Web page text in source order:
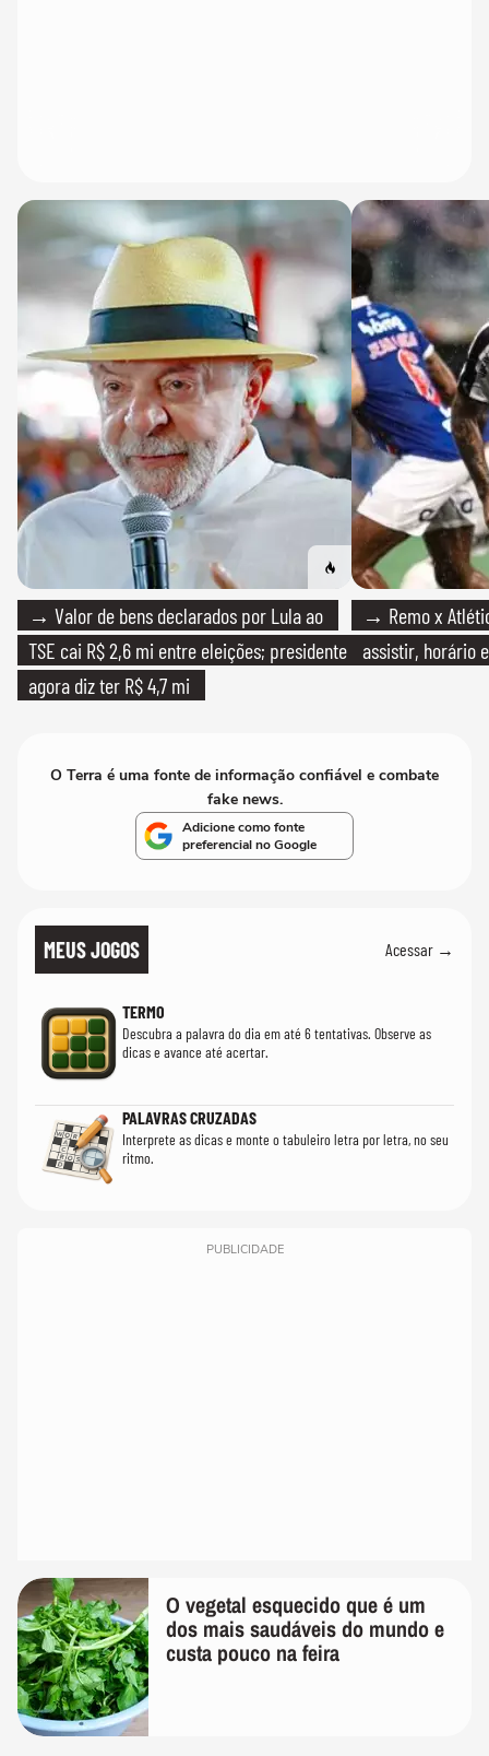
→ Valor de bens declarados por Lula ao
TSE cai R$ 2,6 mi entre eleições; presidente
agora diz ter R$ 4,7 mi
→ Remo x
assistir, horário
O Terra é uma fonte de informação confiável e combate
fake news.
Adicione como fonte
preferencial no Google
MEUS JOGOS Acessar →
TERMO
Descubra a palavra do dia em até 6 tentativas. Observe as
dicas e avance até acertar.
PALAVRAS CRUZADAS
Interprete as dicas e monte o tabuleiro letra por letra, no seu
ritmo.
PUBLICIDADE
O vegetal esquecido que é um
dos mais saudáveis do mundo e
custa pouco na feira